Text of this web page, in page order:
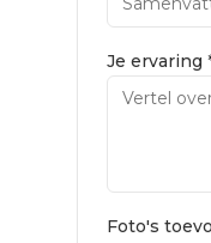
Je ervaring
Foto's